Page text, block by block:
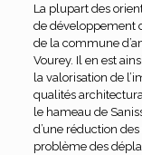
La plupart des
de développement
de la commune
Vourey. Il en est
la valorisation de
qualités
le hameau de
d’une réduction
problème des